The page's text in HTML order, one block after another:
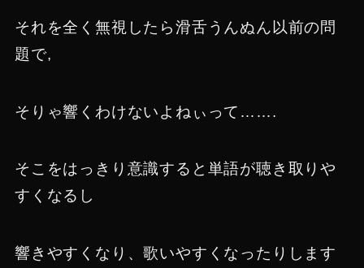
それを全く無視したら滑舌うんぬん以前の問
題で,
そりゃ響くわけないよねぃって…….
そこをはっきり意識すると単語が聴き取りや
すくなるし
響きやすくなり、歌いやすくなったりします